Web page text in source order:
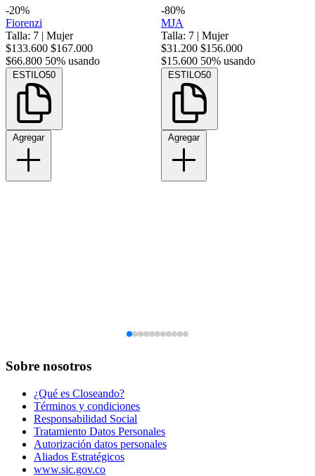
-20%
Fiorenzi
Talla: 7 | Mujer
$133.600 $167.000
$66.800 50% usando
ESTILO50
Agregar
-80%
MJA
Talla: 7 | Mujer
$31.200 $156.000
$15.600 50% usando
ESTILO50
Agregar
Sobre nosotros
¿Qué es Closeando?
Términos y condiciones
Responsabilidad Social
Tratamiento Datos Personales
Autorización datos personales
Aliados Estratégicos
www.sic.gov.co